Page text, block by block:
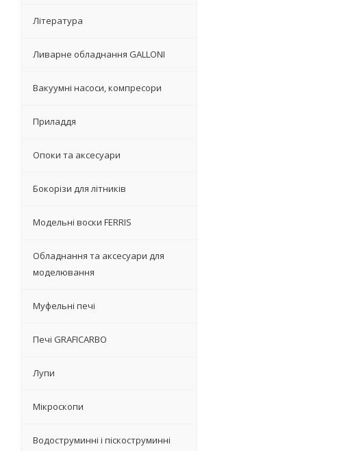
Література
Ливарне обладнання GALLONI
Вакуумні насоси, компресори
Приладдя
Опоки та аксесуари
Бокорізи для літників
Модельні воски FERRIS
Обладнання та аксесуари для
моделювання
Муфельні печі
Печі GRAFICARBO
Лупи
Мікроскопи
Водоструминні і піскоструминні